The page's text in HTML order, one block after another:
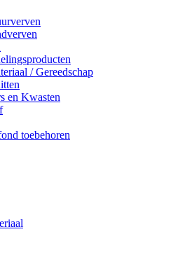
/ Gereedschap
en Kwasten
toebehoren